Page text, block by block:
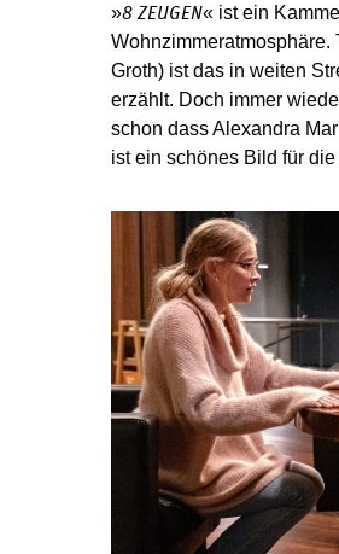
»8 ZEUGEN« ist ein
Wohnzimmeratmosphäre.
Groth) ist das in weiten
erzählt. Doch immer
schon dass Alexandra
ist ein schönes Bild für